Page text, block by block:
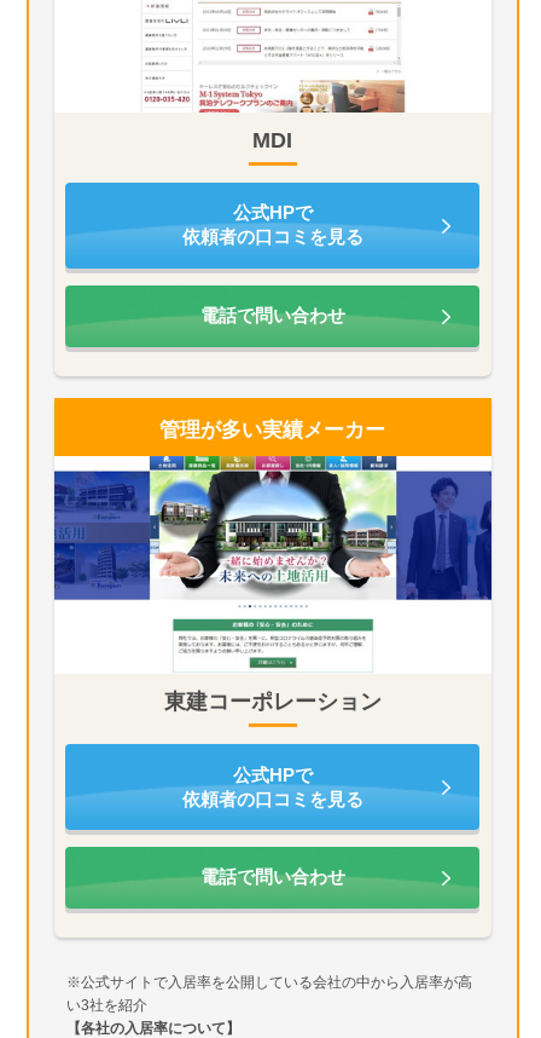
MDI
公式HPで
依頼者の口コミを見る
電話で問い合わせ
管理が多い実績メーカー
東建コーポレーション
公式HPで
依頼者の口コミを見る
電話で問い合わせ
※公式サイトで入居率を公開している会社の中から入居率が高
い3社を紹介
【各社の入居率について】